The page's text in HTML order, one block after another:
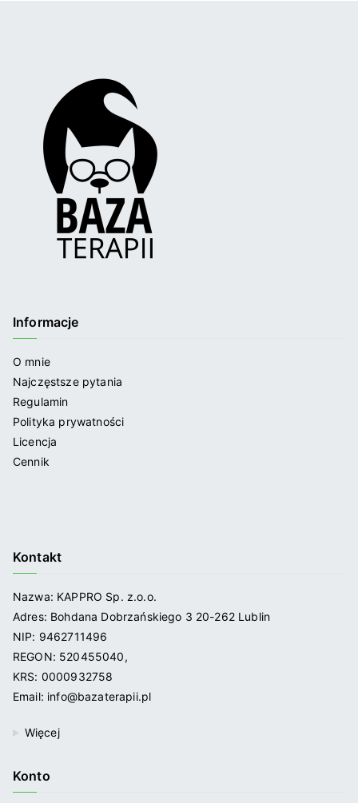
Informacje
O mnie
Najczęstsze pytania
Regulamin
Polityka prywatności
Licencja
Cennik
Kontakt
Nazwa: KAPPRO Sp. z.o.o.
Adres: Bohdana Dobrzańskiego 3 20-262 Lublin
NIP: 9462711496
REGON: 520455040,
KRS: 0000932758
Email: info@bazaterapii.pl
Więcej
Konto